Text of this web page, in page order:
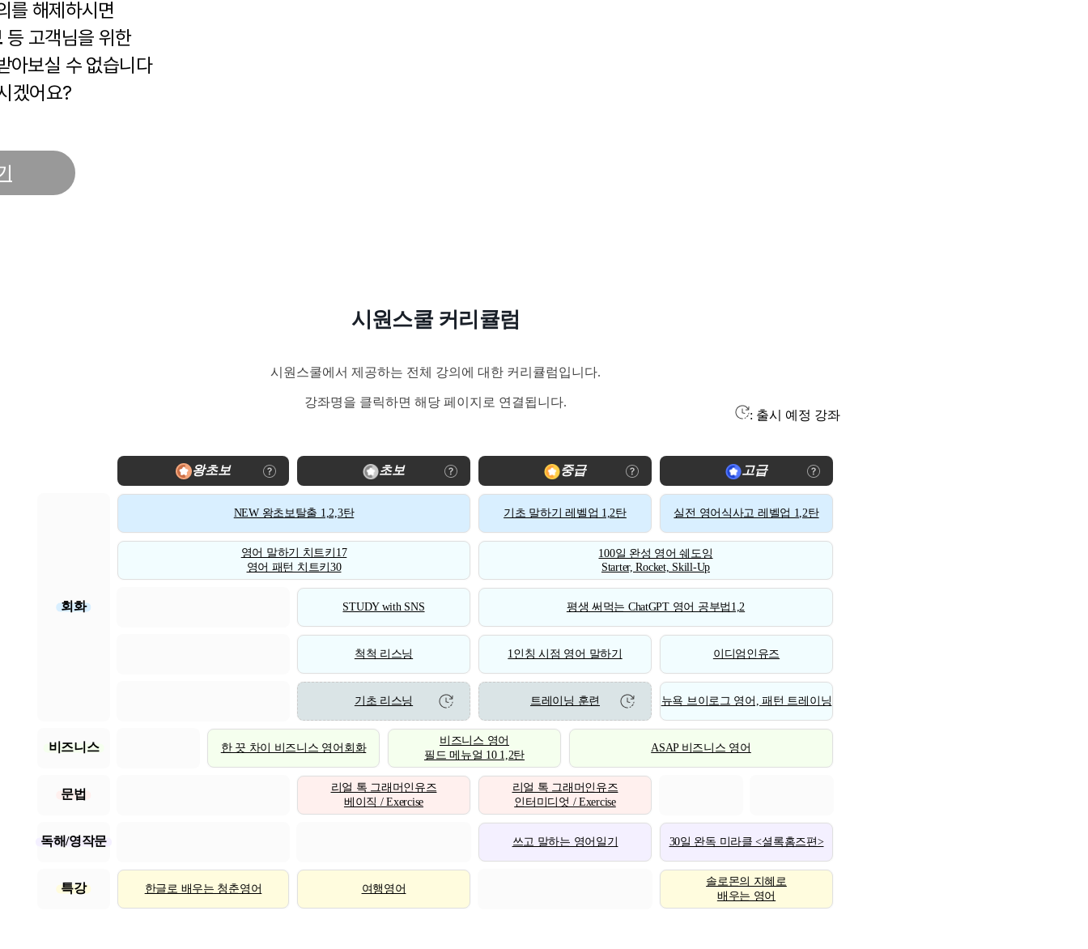
를 해제하시면
등 고객님을 위한
아보실 수 없습니다
겠어요?
시원스쿨 커리큘럼
시원스쿨에서 제공하는 전체 강의에 대한 커리큘럼입니다.
강좌명을 클릭하면 해당 페이지로 연결됩니다.
: 출시 예정 강좌
왕초보 초보 중급 고급
회화
NEW 왕초보탈출 1,2,3탄 기초 말하기 레벨업 1,2탄 실전 영어식사고 레벨업 1,2탄
영어 말하기 치트키17
영어 패턴 치트키30
100일 완성 영어 쉐도잉
Starter, Rocket, Skill-Up
STUDY with SNS 평생 써먹는 ChatGPT 영어 공부법1,2
척척 리스닝 1인칭 시점 영어 말하기 이디엄인유즈
기초 리스닝 트레이닝 훈련 뉴욕 브이로그 영어, 패턴 트레이닝
비즈니스 한 끗 차이 비즈니스 영어회화
비즈니스 영어
필드 메뉴얼 10 1,2탄
ASAP 비즈니스 영어
문법
리얼 톡 그래머인유즈
베이직 / Exercise
리얼 톡 그래머인유즈
인터미디엇 / Exercise
독해/영작문 쓰고 말하는 영어일기 30일 완독 미라클 <셜록홈즈편>
특강 한글로 배우는 청춘영어 여행영어
솔로몬의 지혜로
배우는 영어